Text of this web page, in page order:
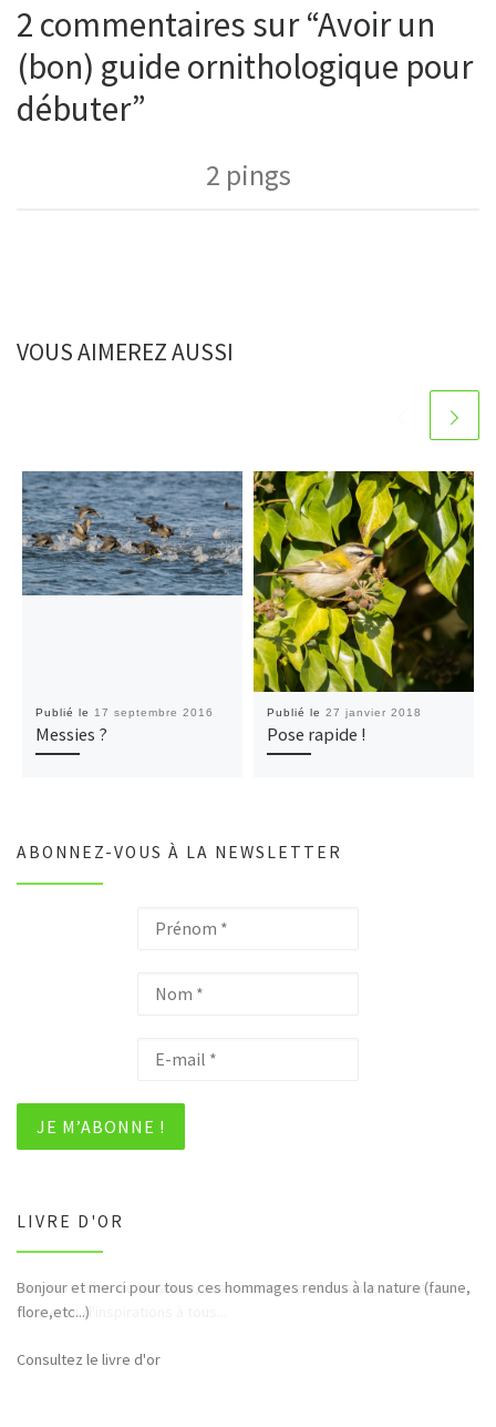
2 commentaires sur “Avoir un
(bon) guide ornithologique pour
débuter”
2 pings
VOUS AIMEREZ AUSSI
Publié le 17 septembre 2016
Messies ?
Publié le 27 janvier 2018
Pose rapide !
ABONNEZ-VOUS À LA NEWSLETTER
LIVRE D'OR
Bonjour et merci pour tous ces hommages rendus à la nature (faune,
flore,etc...)
Consultez le livre d'or